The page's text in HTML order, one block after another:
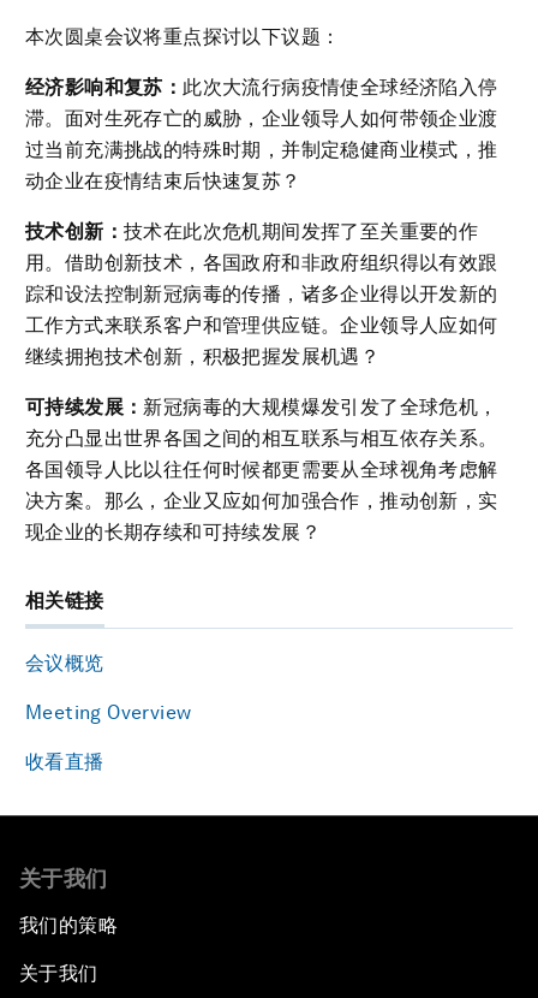
本次圆桌会议将重点探讨以下议题：
经济影响和复苏： 此次大流行病疫情使全球经济陷入停
滞。面对生死存亡的威胁，企业领导人如何带领企业渡
过当前充满挑战的特殊时期，并制定稳健商业模式，推
动企业在疫情结束后快速复苏？
技术创新： 技术在此次危机期间发挥了至关重要的作
用。借助创新技术，各国政府和非政府组织得以有效跟
踪和设法控制新冠病毒的传播，诸多企业得以开发新的
工作方式来联系客户和管理供应链。企业领导人应如何
继续拥抱技术创新，积极把握发展机遇？
可持续发展： 新冠病毒的大规模爆发引发了全球危机，
充分凸显出世界各国之间的相互联系与相互依存关系。
各国领导人比以往任何时候都更需要从全球视角考虑解
决方案。那么，企业又应如何加强合作，推动创新，实
现企业的长期存续和可持续发展？
相关链接
会议概览
Meeting Overview
收看直播
关于我们
我们的策略
关于我们